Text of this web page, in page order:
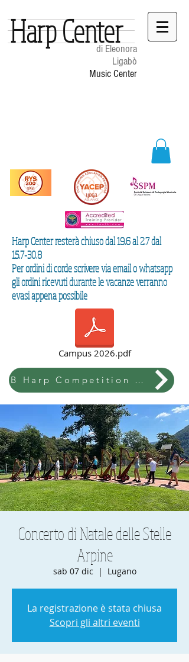
di Eleonora
Ligabò
Music Center
Harp Center
Harp Center resterà chiuso dal 19.6 al 2.7 dal
15.7-30.8
Per ordini di corde scrivere via email o whatsapp
gli ordini ricevuti durante le vacanze verranno
evasi appena possibile
Campus 2026.pdf
B Harp Competition & Festival
Concerto di Natale delle Stelle
Arpine
sab 07 dic
  |
Lugano
La registrazione è stata chiusa
Scopri gli altri eventi